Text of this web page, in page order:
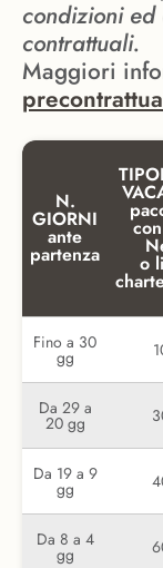
condizioni
contrattuali.
Maggiori
N.
GIORNI
ante
partenza o
Fino a 30
gg
Da 29 a
20 gg
Da 19 a 9
gg
Da 8 a 4
gg